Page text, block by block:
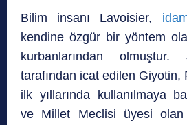
Bilim insanı Lavoisier,
kendine özgür bir yöntem
kurbanlarından olmuştur.
tarafından icat edilen Giyotin,
ilk yıllarında kullanılmaya
ve Millet Meclisi üyesi olan